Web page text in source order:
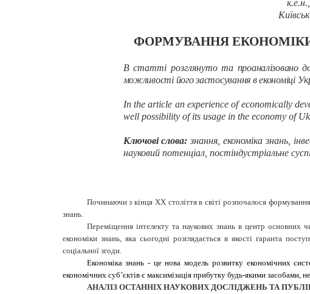
ФОРМУВАННЯ ЕКОНОМІКИ
В статті розглянуто та проаналізовано
можливості його застосування в економіці
In the article an experience of economically
well possibility of its usage in the economy of
Ключові слова:знання, економіка знань,
науковий потенціал, постіндустріальне
Починаючи з кінця XX століття в світі розпочалося
знань.
Переміщення інтелекту та наукових знань в центр основних
економіки знань, яка сьогодні розглядається в якості гаранта
соціальної згоди.
Економіка знань - це нова модель розвитку економічних
економічних суб’єктів є максимізація прибутку будь-якими засобами,
АНАЛІЗ ОСТАННІХ НАУКОВИХ ДОСЛІДЖЕНЬ ТА